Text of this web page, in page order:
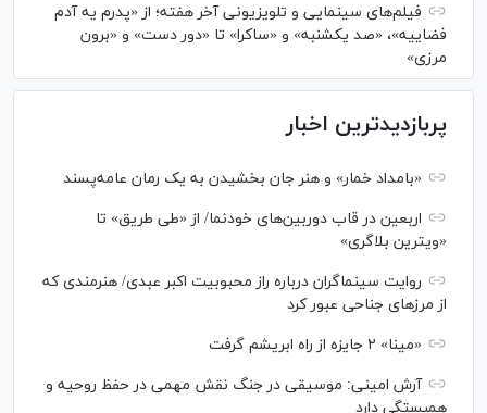
فیلم‌های سینمایی و تلویزیونی آخر هفته؛ از «پدرم یه آدم
فضاییه»، «صد یکشنبه» و «ساکرا» تا «دور دست» و «برون
مرزی»
پربازدیدترین اخبار
«بامداد خمار» و هنر جان بخشیدن به یک رمان عامه‌پسند
اربعین در قاب دوربین‌های خودنما/ از «طی طریق» تا
«ویترین بلاگری»
روایت سینماگران درباره راز محبوبیت اکبر عبدی/ هنرمندی که
از مرزهای جناحی عبور کرد
«مینا» ۲ جایزه از راه ابریشم گرفت
آرش امینی: موسیقی در جنگ نقش مهمی در حفظ روحیه و
همبستگی دارد